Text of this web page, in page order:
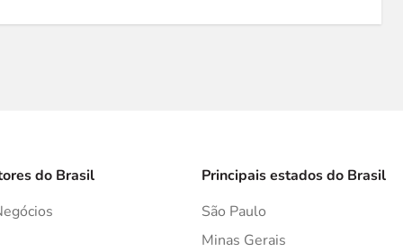
do Brasil
Principais estados do Brasil
São Paulo
Minas Gerais